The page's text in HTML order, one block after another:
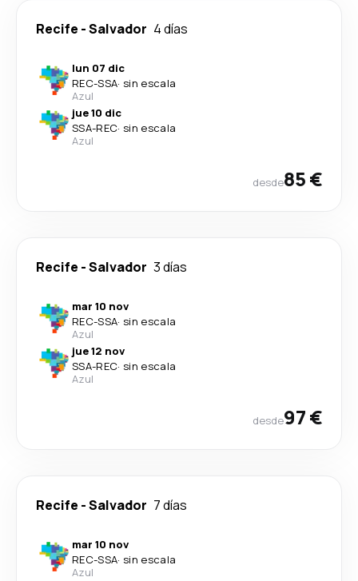
Recife -Salvador 4 días
lun 07 dic
REC-SSA· sin escala
Azul
jue 10 dic
SSA-REC· sin escala
Azul
desde85 €
Recife -Salvador 3 días
mar 10 nov
REC-SSA· sin escala
Azul
jue 12 nov
SSA-REC· sin escala
Azul
desde97 €
Recife -Salvador 7 días
mar 10 nov
REC-SSA· sin escala
Azul